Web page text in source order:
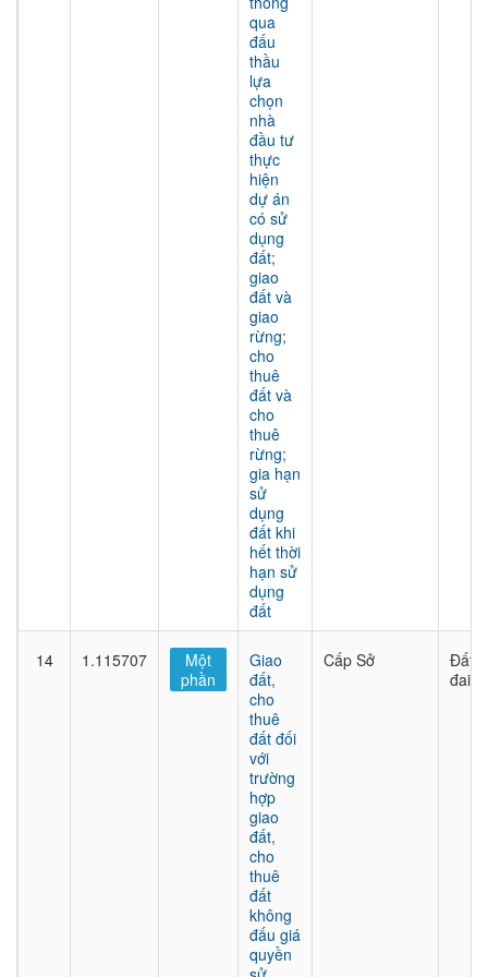
qua
đấu
thầu
lựa
chọn
nhà
đầu tư
thực
hiện
dự án
có sử
dụng
đất;
giao
đất và
giao
rừng;
cho
thuê
đất và
cho
thuê
rừng;
gia hạn
sử
dụng
đất khi
hết thời
hạn sử
dụng
đất
14 1.115707
Một
phần
Giao
đất,
cho
thuê
đất đối
với
trường
hợp
giao
đất,
cho
thuê
đất
không
đấu giá
quyền
Cấp Sở
Đất
đai